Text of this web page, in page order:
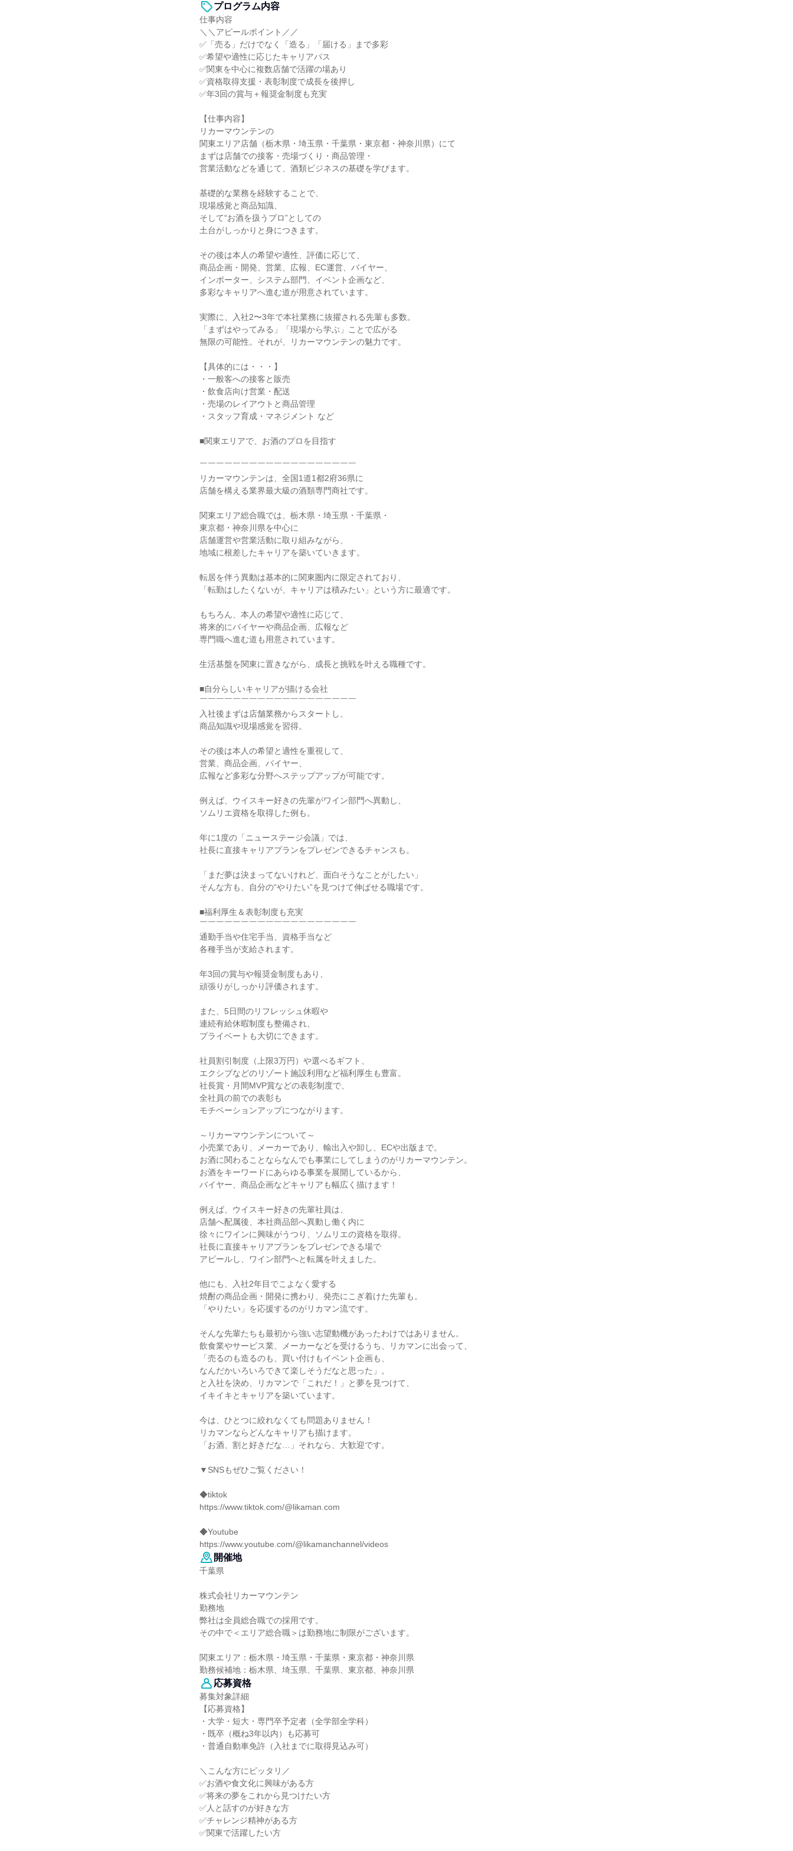
プログラム内容
仕事内容
＼＼アピールポイント／／
✅「売る」だけでなく「造る」「届ける」まで多彩
✅希望や適性に応じたキャリアパス
✅関東を中心に複数店舗で活躍の場あり
✅資格取得支援・表彰制度で成長を後押し
✅年3回の賞与＋報奨金制度も充実
【仕事内容】
リカーマウンテンの
関東エリア店舗（栃木県・埼玉県・千葉県・東京都・神奈川県）にて
まずは店舗での接客・売場づくり・商品管理・
営業活動などを通じて、酒類ビジネスの基礎を学びます。
基礎的な業務を経験することで、
現場感覚と商品知識、
そして“お酒を扱うプロ”としての
土台がしっかりと身につきます。
その後は本人の希望や適性、評価に応じて、
商品企画・開発、営業、広報、EC運営、バイヤー、
インポーター、システム部門、イベント企画など、
多彩なキャリアへ進む道が用意されています。
実際に、入社2〜3年で本社業務に抜擢される先輩も多数。
「まずはやってみる」「現場から学ぶ」ことで広がる
無限の可能性。それが、リカーマウンテンの魅力です。
【具体的には・・・】
・一般客への接客と販売
・飲食店向け営業・配送
・売場のレイアウトと商品管理
・スタッフ育成・マネジメント など
■関東エリアで、お酒のプロを目指す
￣￣￣￣￣￣￣￣￣￣￣￣￣￣￣￣￣￣￣
リカーマウンテンは、全国1道1都2府36県に
店舗を構える業界最大級の酒類専門商社です。
関東エリア総合職では、栃木県・埼玉県・千葉県・
東京都・神奈川県を中心に
店舗運営や営業活動に取り組みながら、
地域に根差したキャリアを築いていきます。
転居を伴う異動は基本的に関東圏内に限定されており、
「転勤はしたくないが、キャリアは積みたい」という方に最適です。
もちろん、本人の希望や適性に応じて、
将来的にバイヤーや商品企画、広報など
専門職へ進む道も用意されています。
生活基盤を関東に置きながら、成長と挑戦を叶える職種です。
■自分らしいキャリアが描ける会社
￣￣￣￣￣￣￣￣￣￣￣￣￣￣￣￣￣￣￣
入社後まずは店舗業務からスタートし、
商品知識や現場感覚を習得。
その後は本人の希望と適性を重視して、
営業、商品企画、バイヤー、
広報など多彩な分野へステップアップが可能です。
例えば、ウイスキー好きの先輩がワイン部門へ異動し、
ソムリエ資格を取得した例も。
年に1度の「ニューステージ会議」では、
社長に直接キャリアプランをプレゼンできるチャンスも。
「まだ夢は決まってないけれど、面白そうなことがしたい」
そんな方も、自分の“やりたい”を見つけて伸ばせる職場です。
■福利厚生＆表彰制度も充実
￣￣￣￣￣￣￣￣￣￣￣￣￣￣￣￣￣￣￣
通勤手当や住宅手当、資格手当など
各種手当が支給されます。
年3回の賞与や報奨金制度もあり、
頑張りがしっかり評価されます。
また、5日間のリフレッシュ休暇や
連続有給休暇制度も整備され、
プライベートも大切にできます。
社員割引制度（上限3万円）や選べるギフト、
エクシブなどのリゾート施設利用など福利厚生も豊富。
社長賞・月間MVP賞などの表彰制度で、
全社員の前での表彰も
モチベーションアップにつながります。
～リカーマウンテンについて～
小売業であり、メーカーであり、輸出入や卸し、ECや出版まで。
お酒に関わることならなんでも事業にしてしまうのがリカーマウンテン。
お酒をキーワードにあらゆる事業を展開しているから、
バイヤー、商品企画などキャリアも幅広く描けます！
例えば、ウイスキー好きの先輩社員は、
店舗へ配属後、本社商品部へ異動し働く内に
徐々にワインに興味がうつり、ソムリエの資格を取得。
社長に直接キャリアプランをプレゼンできる場で
アピールし、ワイン部門へと転属を叶えました。
他にも、入社2年目でこよなく愛する
焼酎の商品企画・開発に携わり、発売にこぎ着けた先輩も。
「やりたい」を応援するのがリカマン流です。
そんな先輩たちも最初から強い志望動機があったわけではありません。
飲食業やサービス業、メーカーなどを受けるうち、リカマンに出会って、
「売るのも造るのも、買い付けもイベント企画も、
なんだかいろいろできて楽しそうだなと思った」。
と入社を決め、リカマンで「これだ！」と夢を見つけて、
イキイキとキャリアを築いています。
今は、ひとつに絞れなくても問題ありません！
リカマンならどんなキャリアも描けます。
「お酒、割と好きだな…」それなら、大歓迎です。
▼SNSもぜひご覧ください！
◆tiktok
https://www.tiktok.com/@likaman.com
◆Youtube
https://www.youtube.com/@likamanchannel/videos
開催地
千葉県
株式会社リカーマウンテン
勤務地
弊社は全員総合職での採用です。
その中で＜エリア総合職＞は勤務地に制限がございます。
関東エリア：栃木県・埼玉県・千葉県・東京都・神奈川県
勤務候補地：栃木県、埼玉県、千葉県、東京都、神奈川県
応募資格
募集対象詳細
【応募資格】
・大学・短大・専門卒予定者（全学部全学科）
・既卒（概ね3年以内）も応募可
・普通自動車免許（入社までに取得見込み可）
＼こんな方にピッタリ／
✅お酒や食文化に興味がある方
✅将来の夢をこれから見つけたい方
✅人と話すのが好きな方
✅チャレンジ精神がある方
✅関東で活躍したい方